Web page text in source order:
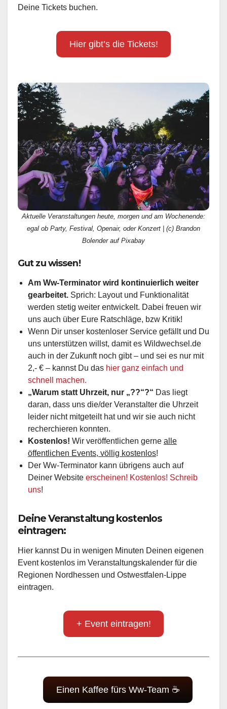
Deine Tickets buchen.
Hier gibt’s die Tickets!
Aktuelle Veranstaltungen heute, morgen und am Wochenende:
egal ob Party, Festival, Openair, oder Konzert | (c) Brandon
Bolender auf Pixabay
Gut zu wissen!
Am Ww-Terminator wird kontinuierlich weiter
gearbeitet. Sprich: Layout und Funktionalität
werden stetig weiter entwickelt. Dabei freuen wir
uns auch über Eure Ratschläge, bzw Kritik!
Wenn Dir unser kostenloser Service gefällt und Du
uns unterstützen willst, damit es Wildwechsel.de
auch in der Zukunft noch gibt – und sei es nur mit
2,- € – kannst Du das hier ganz einfach und
schnell machen.
„Warum statt Uhrzeit, nur „??“?“ Das liegt
daran, dass uns die/der Veranstalter die Uhrzeit
leider nicht mitgeteilt hat und wir sie auch nicht
recherchieren konnten.
Kostenlos! Wir veröffentlichen gerne alle
öffentlichen Events, völlig kostenlos!
Der Ww-Terminator kann übrigens auch auf
Deiner Website erscheinen! Kostenlos! Schreib
uns!
Deine Veranstaltung kostenlos
eintragen:
Hier kannst Du in wenigen Minuten Deinen eigenen
Event kostenlos im Veranstaltungskalender für die
Regionen Nordhessen und Ostwestfalen-Lippe
eintragen.
+ Event eintragen!
Einen Kaffee fürs Ww-Team ☕